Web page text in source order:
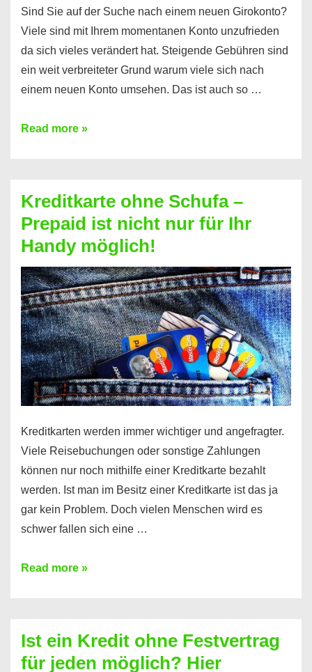
Sind Sie auf der Suche nach einem neuen Girokonto?
Viele sind mit Ihrem momentanen Konto unzufrieden
da sich vieles verändert hat. Steigende Gebühren sind
ein weit verbreiteter Grund warum viele sich nach
einem neuen Konto umsehen. Das ist auch so …
Konto
Neueröffnung
trotz
Schufaeintrag
möglich
Read more »
Kreditkarte ohne Schufa –
Prepaid ist nicht nur für Ihr
Handy möglich!
Kreditkarten werden immer wichtiger und angefragter.
Viele Reisebuchungen oder sonstige Zahlungen
können nur noch mithilfe einer Kreditkarte bezahlt
werden. Ist man im Besitz einer Kreditkarte ist das ja
gar kein Problem. Doch vielen Menschen wird es
schwer fallen sich eine …
Kreditkarte
Prepaid
ist
Read more »
Ist ein Kredit ohne Festvertrag
für jeden möglich? Hier